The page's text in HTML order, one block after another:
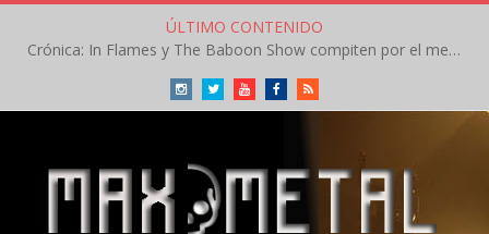
ÚLTIMO CONTENIDO
Crónica: In Flames y The Baboon Show compiten por el mejor concierto del día en el Leyendas del Rock – Viernes – Agosto 2026
InstagramTwitterYoutubeFacebookRSS